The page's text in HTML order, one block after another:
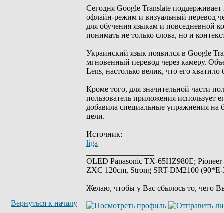
Сегодня Google Translate
офлайн-режим и визуальный перевод
для обучения языкам и повседневной
понимать не только слова, но и
Украинский язык появился в Google
мгновенный перевод через камеру.
Lens, настолько велик, что его
Кроме того, для значительной части
пользователь приложения использует
добавила специальные упражнения на
цели.
Источник:
liga
OLED Panasonic TX-65HZ980E;
ZXC 120cm, Strong SRT-DM2100
Желаю, чтобы у Вас сбылось то, чего
Вернуться к началу